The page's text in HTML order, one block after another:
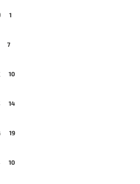
1
7
10
14
19
10